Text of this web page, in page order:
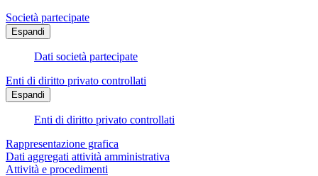
Società partecipate
Espandi
Dati società partecipate
Enti di diritto privato controllati
Espandi
Enti di diritto privato controllati
Rappresentazione grafica
Dati aggregati attività amministrativa
Attività e procedimenti